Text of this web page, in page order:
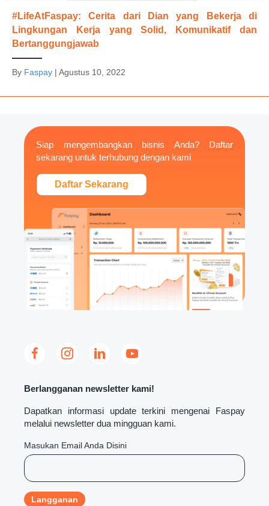
#LifeAtFaspay: Cerita dari Dian yang Bekerja di
Lingkungan Kerja yang Solid, Komunikatif dan
Bertanggungjawab
By Faspay | Agustus 10, 2022
Siap mengembangkan bisnis Anda? Daftar
sekarang untuk terhubung dengan kami
Daftar Sekarang
Berlangganan newsletter kami!
Dapatkan informasi update terkini mengenai Faspay
melalui newsletter dua mingguan kami.
Masukan Email Anda Disini